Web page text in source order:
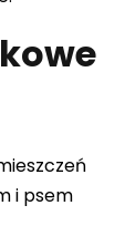
i psem